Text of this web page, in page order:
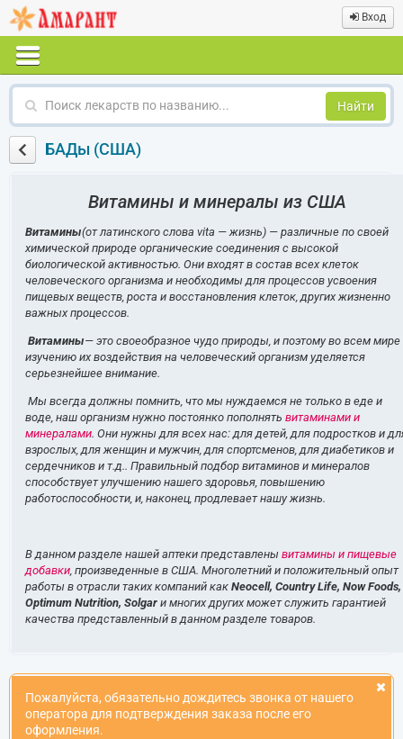
Вход
Поиск
по
названиюБАДы (США)
Витамины и минералы из США
Витамины(от латинского слова vita — жизнь) — различные по своей
химической природе органические соединения с высокой
биологической активностью. Они входят в состав всех клеток
человеческого организма и необходимы для процессов усвоения
пищевых веществ, роста и восстановления клеток, других жизненно
важных процессов.
Витамины— это своеобразное чудо природы, и поэтому во всем мире
изучению их воздействия на человеческий организм уделяется
серьезнейшее внимание.
Мы всегда должны помнить, что мы нуждаемся не только в еде и
воде, наш организм нужно постоянко пополнять витаминами и
минералами. Они нужны для всех нас: для детей, для подростков и
взрослых, для женщин и мужчин, для спортсменов, для диабетиков и
сердечников и т.д.. Правильный подбор витаминов и минералов
способствует улучшению нашего здоровья, повышению
работоспособности, и, наконец, продлевает нашу жизнь.
В данном разделе нашей аптеки представлены витамины и пищевые
добавки, произведенные в США. Многолетний и положительный опыт
работы в отрасли таких компаний как Neocell, Country Life, Now Foods,
Optimum Nutrition, Solgar и многих других может служить гарантией
качества представленный в данном разделе товаров.
Пожалуйста, обязательно дождитесь звонка от нашего
оператора для подтверждения заказа после его
оформления.